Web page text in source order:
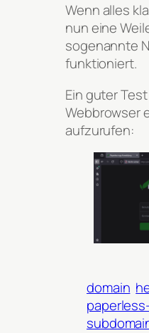
Wenn alles
nun eine
sogenannte
funktioniert.
Ein guter
Webbrowser
aufzurufen:
domain